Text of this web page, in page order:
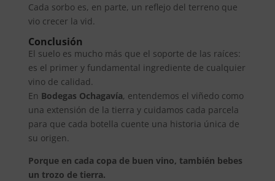
Cada sorbo es, en parte, un reflejo del terreno que
vio crecer la vid.
Conclusión
El suelo es mucho más que el soporte de las raíces:
es el primer y fundamental ingrediente de cualquier
vino de calidad.
En Bodegas Ochagavía, entendemos el viñedo como
una extensión de la tierra y cuidamos cada parcela
para que cada botella cuente una historia única de
su origen.
Porque en cada copa de buen vino, también bebes
un trozo de tierra.